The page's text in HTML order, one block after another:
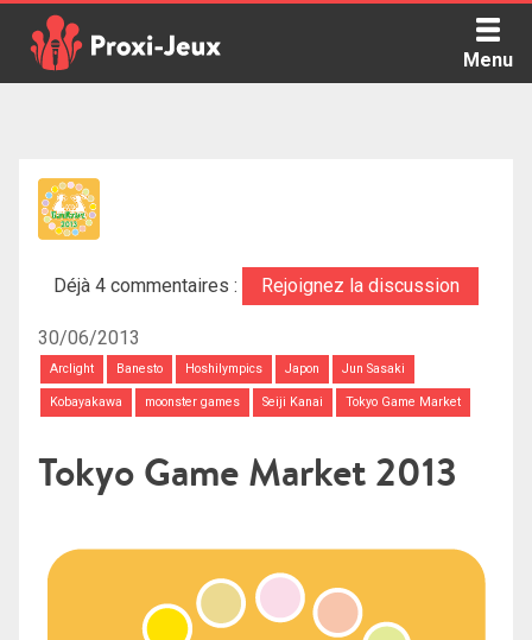
content
Menu
Déjà 4 commentaires : Rejoignez la discussion
30/06/2013
Arclight Banesto Hoshilympics Japon Jun Sasaki
Kobayakawa moonster games Seiji Kanai Tokyo Game Market
Tokyo Game Market 2013